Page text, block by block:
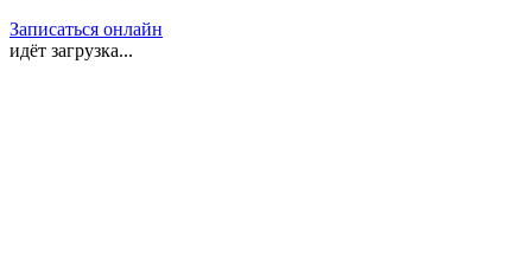
Записаться онлайн
идёт загрузка...